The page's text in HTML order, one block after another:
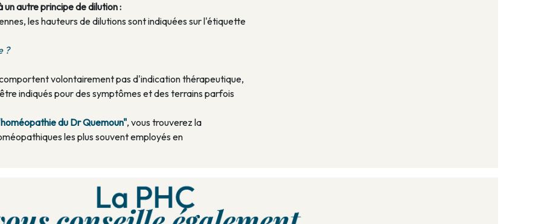
autre principe de dilution :
les hauteurs de dilutions sont indiquées sur l'étiquette
?
volontairement pas d'indication thérapeutique,
indiqués pour des symptômes et des terrains parfois
du Dr Quemoun", vous trouverez la
les plus souvent employés en